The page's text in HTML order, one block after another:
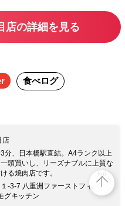
店の詳細を見る
食べログ
店
分、日本橋駅直結。A4ランク以上
頭買いし、リーズナブルに上質な
る焼肉店です。
-3-7 八重洲ファーストフィナン
グキッチン
top